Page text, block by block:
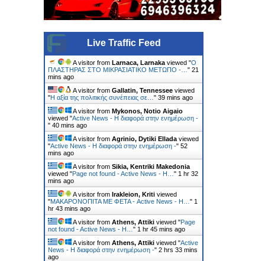
Live Traffic Feed
A visitor from Larnaca, Larnaka viewed "Ο
ΠΛΑΣΤΗΡΑΣ ΣΤΟ ΜΙΚΡΑΣΙΑΤΙΚΟ ΜΕΤΩΠΟ -… " 21
mins ago
A visitor from Gallatin, Tennessee viewed
"Η αξία της πολιτικής συνέπειας σε… " 39 mins ago
A visitor from Mykonos, Notio Aigaio
viewed "Active News - Η διαφορά στην ενημέρωση -
" 40 mins ago
A visitor from Agrinio, Dytiki Ellada viewed
"Active News - Η διαφορά στην ενημέρωση -" 52
mins ago
A visitor from Sikia, Kentriki Makedonia
viewed "Page not found - Active News - Η… " 1 hr 32
mins ago
A visitor from Irakleion, Kriti viewed
"ΜΑΚΑΡΟΝΟΠΙΤΑ ΜΕ ΦΕΤΑ - Active News - Η… " 1
hr 43 mins ago
A visitor from Athens, Attiki viewed "Page
not found - Active News - Η… " 1 hr 45 mins ago
A visitor from Athens, Attiki viewed "Active
News - Η διαφορά στην ενημέρωση -" 2 hrs 33 mins
ago